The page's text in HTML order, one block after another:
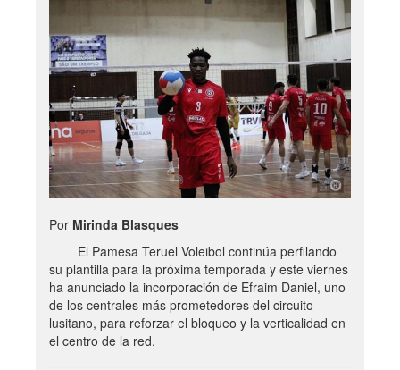
Por Mirinda Blasques
El Pamesa Teruel Voleibol continúa perfilando
su plantilla para la próxima temporada y este viernes
ha anunciado la incorporación de Efraim Daniel, uno
de los centrales más prometedores del circuito
lusitano, para reforzar el bloqueo y la verticalidad en
el centro de la red.